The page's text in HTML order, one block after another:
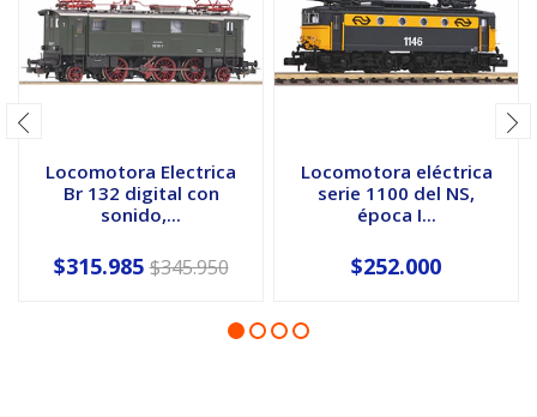
Locomotora Electrica
Br 132 digital con
sonido,...
$315.985 $345.950
Locomotora eléctrica
serie 1100 del NS,
época I...
$252.000